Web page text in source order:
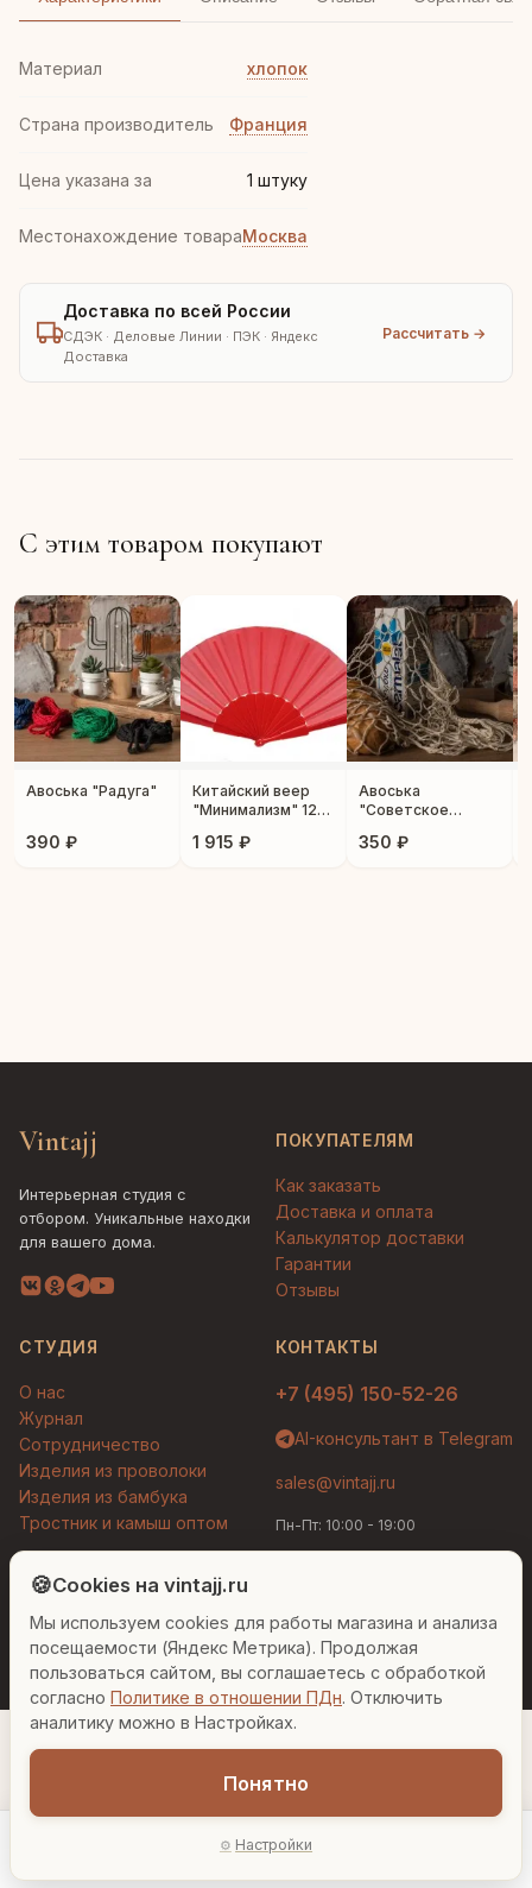
Материал хлопок
Страна производитель Франция
Цена указана за 1 штуку
Местонахождение товараМосква
Доставка по всей России
СДЭК · Деловые Линии · ПЭК · Яндекс
Доставка
Рассчитать →
С этим товаром покупают
Авоська "Радуга"
390 ₽
Китайский веер
"Минимализм" 12
1 915 ₽
Авоська
"Советское
350 ₽
− 1
Vintajj
Интерьерная студия с
отбором. Уникальные находки
для вашего дома.
ПОКУПАТЕЛЯМ
Как заказать
Доставка и оплата
Калькулятор доставки
Гарантии
Отзывы
СТУДИЯ
О нас
Журнал
Сотрудничество
Изделия из проволоки
Изделия из бамбука
Тростник и камыш оптом
КОНТАКТЫ
+7 (495) 150-52-26
AI-консультант в Telegram
sales@vintajj.ru
Пн-Пт: 10:00 - 19:00
© 2026 Vintajj. Все права защищены.
Договор оферты
Политика конфиденциальности
Согласие на обработку ПДн
Настройки cookies
🍪Cookies на vintajj.ru
Мы используем cookies для работы магазина и анализа
посещаемости (Яндекс Метрика). Продолжая
пользоваться сайтом, вы соглашаетесь с обработкой
согласно Политике в отношении ПДн. Отключить
аналитику можно в Настройках.
Понятно
Настройки
Людмила
Привет! Я Людмила, ваш персональный
консультант по декору. Чем могу помочь?
Вазы для гостиной Подарок до 5000₽ Сочетание металлов